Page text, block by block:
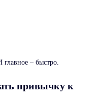
главное – быстро.
привычку к